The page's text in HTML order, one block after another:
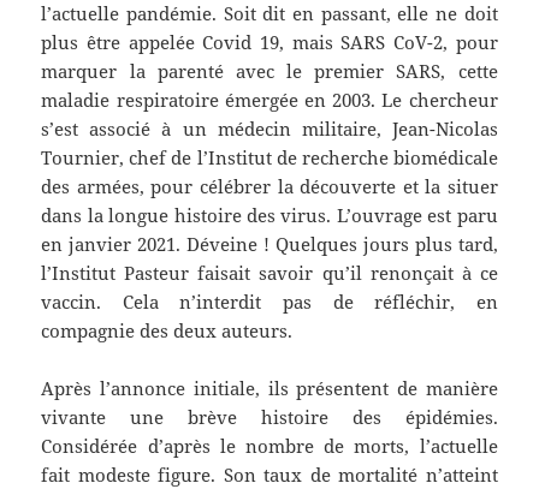
l’actuelle pandémie. Soit dit en passant, elle ne doit
plus être appelée Covid 19, mais SARS CoV-2, pour
marquer la parenté avec le premier SARS, cette
maladie respiratoire émergée en 2003. Le chercheur
s’est associé à un médecin militaire, Jean-Nicolas
Tournier, chef de l’Institut de recherche biomédicale
des armées, pour célébrer la découverte et la situer
dans la longue histoire des virus. L’ouvrage est paru
en janvier 2021. Déveine ! Quelques jours plus tard,
l’Institut Pasteur faisait savoir qu’il renonçait à ce
vaccin. Cela n’interdit pas de réfléchir, en
compagnie des deux auteurs.
Après l’annonce initiale, ils présentent de manière
vivante une brève histoire des épidémies.
Considérée d’après le nombre de morts, l’actuelle
fait modeste figure. Son taux de mortalité n’atteint